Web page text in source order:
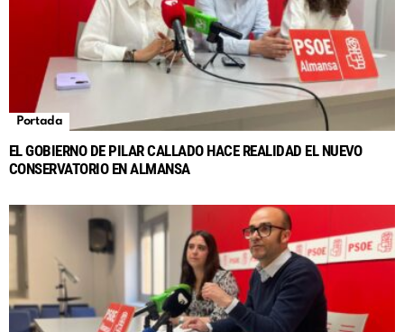
Portada
EL GOBIERNO DE PILAR CALLADO HACE REALIDAD EL NUEVO
CONSERVATORIO EN ALMANSA